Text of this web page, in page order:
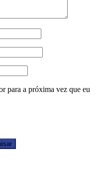
para a próxima vez que eu